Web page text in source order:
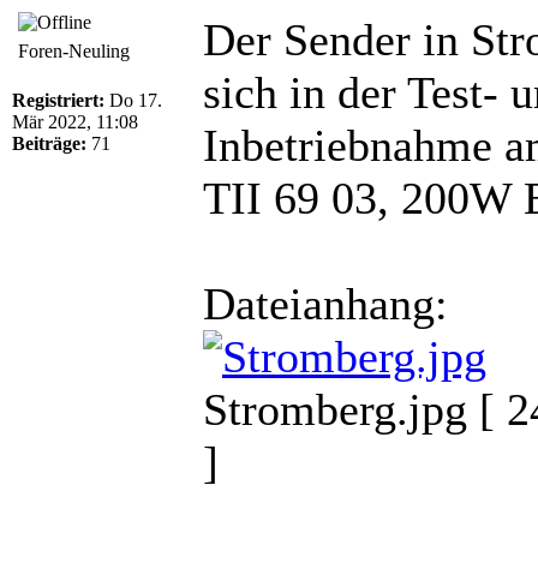
Foren-Neuling
Registriert: Do 17.
Mär 2022, 11:08
Beiträge: 71
Der Sender in
sich in der Test-
Inbetriebnahme
TII 69 03, 200W
Dateianhang:
Stromberg.jpg [
]